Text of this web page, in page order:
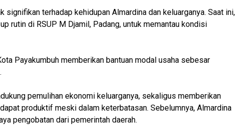
signifikan terhadap kehidupan Almardina dan keluarganya. Saat ini,
rutin di RSUP M Djamil, Padang, untuk memantau kondisi
Payakumbuh memberikan bantuan modal usaha sebesar
pemulihan ekonomi keluarganya, sekaligus memberikan
produktif meski dalam keterbatasan. Sebelumnya, Almardina
pengobatan dari pemerintah daerah.